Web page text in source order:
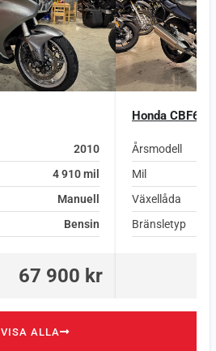
2010
4 910 mil
Manuell
Bensin
67 900 kr
Honda
Årsmodell
Mil
Växellåda
Bränsletyp
VISA ALLA